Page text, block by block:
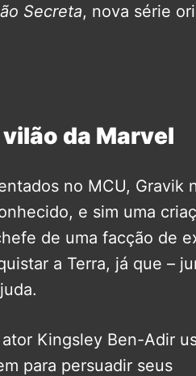
Secreta, nova série
da Marvel
no MCU, Gravik
e sim uma
de uma facção de
a Terra, já que –
Kingsley Ben-Adir
para persuadir seus